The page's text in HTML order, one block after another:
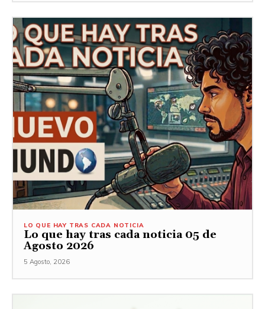
LO QUE HAY TRAS CADA NOTICIA
Lo que hay tras cada noticia 05 de
Agosto 2026
5 Agosto, 2026